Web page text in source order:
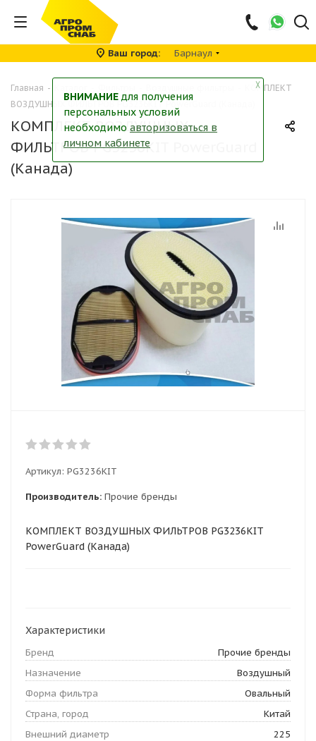
Ваш город Барнаул
Главная -
КОМПЛЕКТ
ВОЗДУШНЫХ ФИЛЬТРОВ PG3236KIT PowerGuard (Канада)
КОМПЛЕКТ ВОЗДУШНЫХ
ФИЛЬТРОВ PG3236KIT PowerGuard
(Канада)
Артикул: PG3236KIT
Производитель: Прочие бренды
КОМПЛЕКТ ВОЗДУШНЫХ ФИЛЬТРОВ PG3236KIT
PowerGuard (Канада)
Характеристики
Бренд
Прочие бренды
Назначение
Воздушный
Форма фильтра
Овальный
Страна, город
Китай
Внешний диаметр
225
╳
ВНИМАНИЕ для получения
персональных условий
необходимо авторизоваться в
личном кабинете